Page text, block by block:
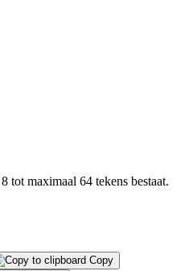
tot maximaal 64 tekens bestaat.
Copy